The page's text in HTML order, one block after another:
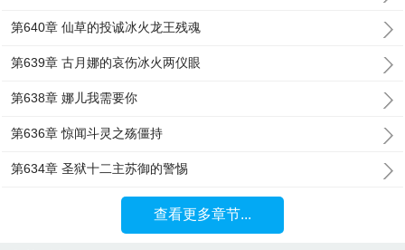
第640章 仙草的投诚冰火龙王残魂
第639章 古月娜的哀伤冰火两仪眼
第638章 娜儿我需要你
第636章 惊闻斗灵之殇僵持
第634章 圣狱十二主苏御的警惕
查看更多章节...